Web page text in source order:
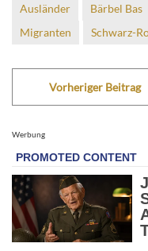
Ausländer Bärbel Bas
Migranten
Schwarz-
Vorheriger Beitrag
Werbung